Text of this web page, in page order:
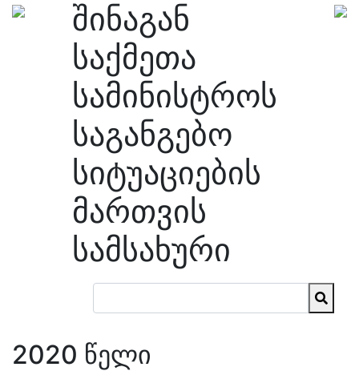
შინაგან
საქმეთა
სამინისტროს
საგანგებო
სიტუაციების
მართვის
სამსახური
2020 წელი